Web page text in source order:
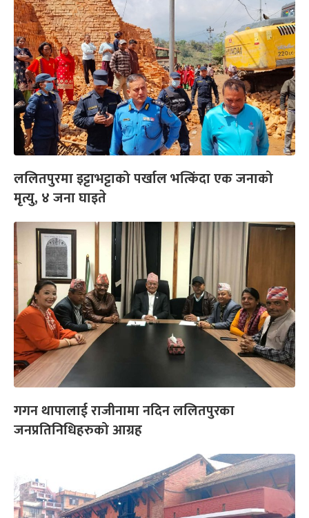
ललितपुरमा इट्टाभट्टाको पर्खाल भत्किंदा एक जनाको
मृत्यु, ४ जना घाइते
गगन थापालाई राजीनामा नदिन ललितपुरका
जनप्रतिनिधिहरुको आग्रह